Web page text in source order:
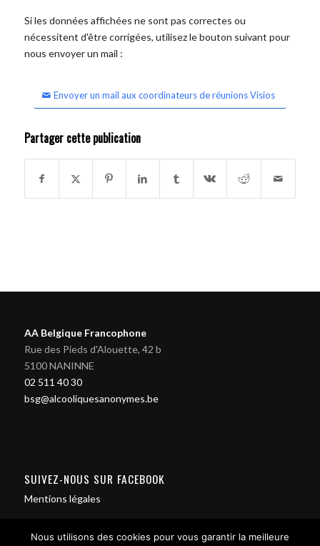
Si les données affichées ne sont pas correctes ou
nécessitent d'être corrigées, utilisez le bouton suivant pour
nous envoyer un mail :
Envoyer un mail aux coordinateurs de réunions Visios
Partager cette publication
AA Belgique Francophone
Rue des Pieds d'Alouette, 42 b
5100 NANINNE
02 511 40 30
bsg@alcooliquesanonymes.be
SUIVEZ-NOUS SUR FACEBOOK
Mentions légales
Nous utilisons des cookies pour vous garantir la meilleure